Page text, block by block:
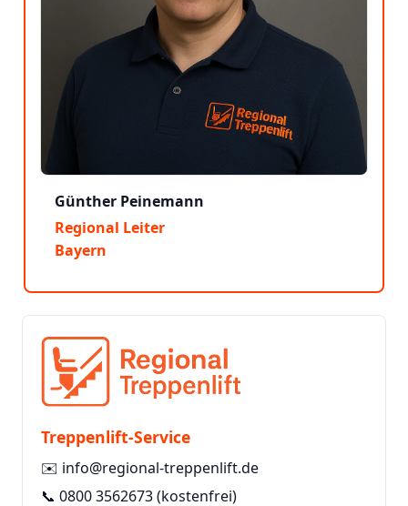
Günther Peinemann
Regional Leiter
Bayern
Treppenlift-Service
✉️ info@regional-treppenlift.de
📞 0800 3562673(kostenfrei)